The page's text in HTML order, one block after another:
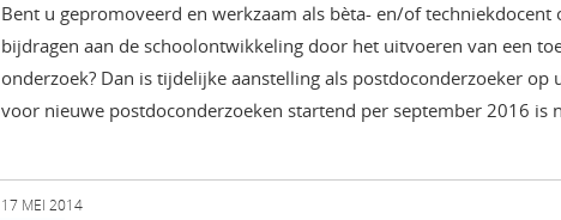
Bent u gepromoveerd en werkzaam als bèta- en/of techniekdocent
bijdragen aan de schoolontwikkeling door het uitvoeren van een
onderzoek? Dan is tijdelijke aanstelling als postdoconderzoeker op
voor nieuwe postdoconderzoeken startend per september 2016 is
17 MEI 2014